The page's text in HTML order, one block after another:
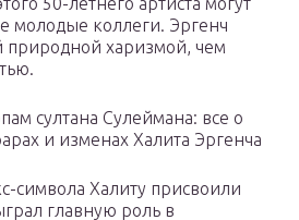
молодые коллеги. Эргенч
природной харизмой, чем
султана Сулеймана: все о
и изменах Халита Эргенча
символа Халиту присвоили
главную роль в